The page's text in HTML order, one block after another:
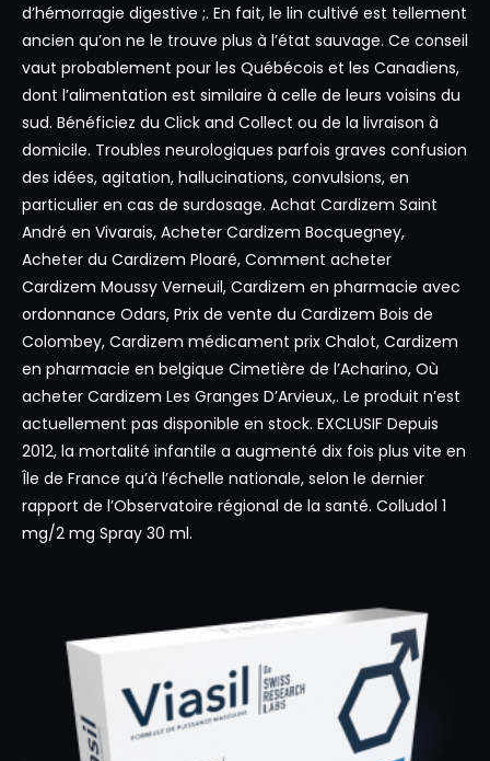
d’hémorragie digestive ;. En fait, le lin cultivé est tellement
ancien qu’on ne le trouve plus à l’état sauvage. Ce conseil
vaut probablement pour les Québécois et les Canadiens,
dont l’alimentation est similaire à celle de leurs voisins du
sud. Bénéficiez du Click and Collect ou de la livraison à
domicile. Troubles neurologiques parfois graves confusion
des idées, agitation, hallucinations, convulsions, en
particulier en cas de surdosage. Achat Cardizem Saint
André en Vivarais, Acheter Cardizem Bocquegney,
Acheter du Cardizem Ploaré, Comment acheter
Cardizem Moussy Verneuil, Cardizem en pharmacie avec
ordonnance Odars, Prix de vente du Cardizem Bois de
Colombey, Cardizem médicament prix Chalot, Cardizem
en pharmacie en belgique Cimetière de l’Acharino, Où
acheter Cardizem Les Granges D’Arvieux,. Le produit n’est
actuellement pas disponible en stock. EXCLUSIF Depuis
2012, la mortalité infantile a augmenté dix fois plus vite en
Île de France qu’à l’échelle nationale, selon le dernier
rapport de l’Observatoire régional de la santé. Colludol 1
mg/2 mg Spray 30 ml.